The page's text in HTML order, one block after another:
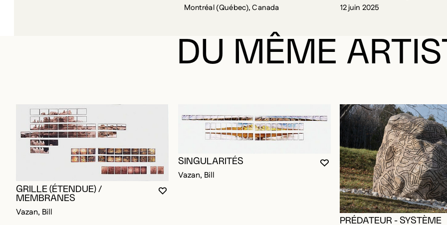
Montréal (Québec), Canada 12 juin 2025
DU MÊME
VOUS DEVEZ ÊTRE CONNECTÉ POUR AJOUTER AUX FAVORIS
FERMER LA MODALE
OUVRIR LA MODALE
GRILLE (ÉTENDUE) /
MEMBRANES
Vazan, Bill
VOUS DEVEZ ÊTRE CONNECTÉ
FERMER LA MODALE
OUVRIR LA MODALE
SINGULARITÉS
Vazan, Bill
PRÉDATEUR - SYSTÈME